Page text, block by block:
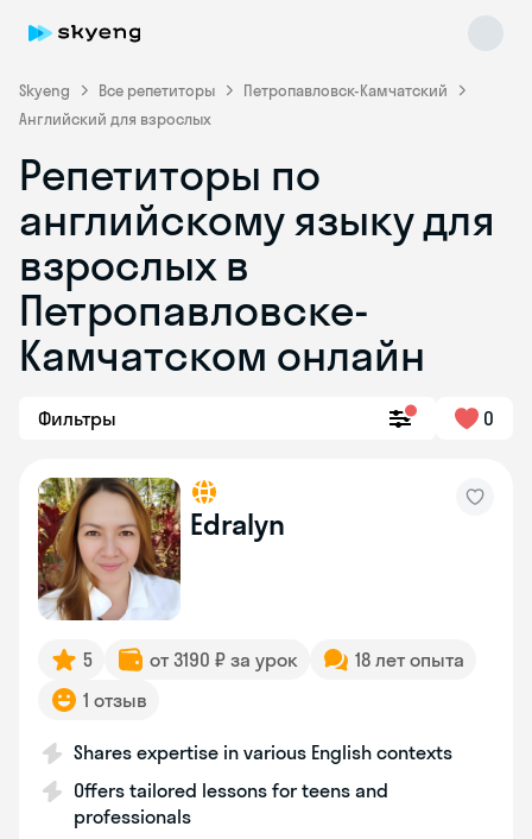
Skyeng Все репетиторы
Петропавловск-Камчатский
Английский для взрослых
Репетиторы по
английскому языку для
взрослых в
Петропавловске-
Камчатском онлайн
Фильтры 0
Edralyn
5 от 3190 ₽ за урок
18 лет опыта
1 отзыв
Shares expertise in various English contexts
Offers tailored lessons for teens and
professionals
Skyeng Chat
online